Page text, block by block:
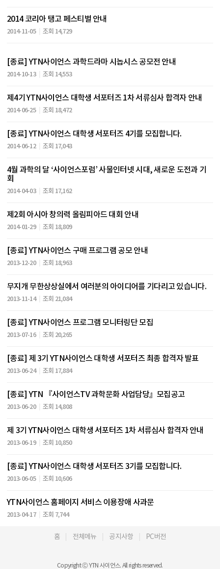
2014 코리아 탱고 페스티벌 안내
2014-11-05 조회 14,729
[종료] YTN사이언스 과학드라마 시놉시스 공모전 안내
2014-10-13 조회 14,553
제4기 YTN사이언스 대학생 서포터즈 1차 서류심사 합격자 안내
2014-06-25 조회 18,472
[종료] YTN사이언스 대학생 서포터즈 4기를 모집합니다.
2014-06-12 조회 17,043
4월 과학의 달 ‘사이언스포럼’ 사물인터넷 시대, 새로운 도전과 기
회
2014-04-03 조회 17,162
제2회 아시아 창의력 올림피아드 대회 안내
2014-01-29 조회 18,809
[종료] YTN사이언스 구매 프로그램 공모 안내
2013-12-20 조회 18,963
무지개 무한상상실에서 여러분의 아이디어를 기다리고 있습니다.
2013-11-14 조회 21,084
[종료] YTN사이언스 프로그램 모니터링단 모집
2013-07-16 조회 20,265
[종료] 제 3기 YTN사이언스 대학생 서포터즈 최종 합격자 발표
2013-06-24 조회 17,884
[종료] YTN 『사이언스TV 과학문화 사업담당』모집공고
2013-06-20 조회 14,808
제 3기 YTN사이언스 대학생 서포터즈 1차 서류심사 합격자 안내
2013-06-19 조회 10,850
[종료] YTN사이언스 대학생 서포터즈 3기를 모집합니다.
2013-06-05 조회 10,606
YTN사이언스 홈페이지 서비스 이용장애 사과문
2013-04-17 조회 7,744
홈 전체메뉴 공지사항 PC버전
Copyright Ⓒ YTN 사이언스. All rights reserved.